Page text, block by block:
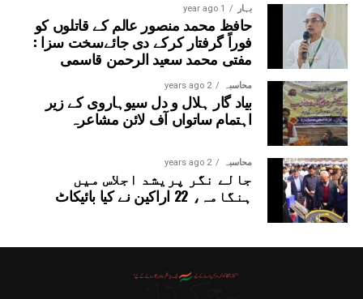
بہار 1 year ago
حافظ محمد منصور عالم کے قاتلوں کو
فوراً گرفتار کرکے دی جائےسخت سزا :
مفتی محمد سعید الرحمن قاسمی
محاسبہ 2 years ago
بیاد گار ہلال و دل سیوہاروی کے زیر
اہتمام ساتواں آف لائن مشاعرہ
محاسبہ 2 years ago
جالے نگر پریشد اجلاس میں
ہنگامہ، 22 اراکین نے کیا بائیکاٹ